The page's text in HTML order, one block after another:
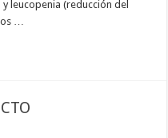
leucopenia (reducción del
…